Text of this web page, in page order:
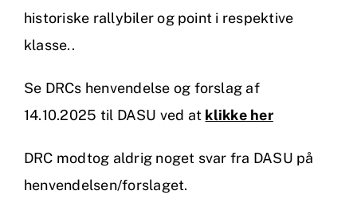
historiske rallybiler og point i respektive
klasse..
Se DRCs henvendelse og forslag af
14.10.2025 til DASU ved at klikke her
DRC modtog aldrig noget svar fra DASU på
henvendelsen/forslaget.